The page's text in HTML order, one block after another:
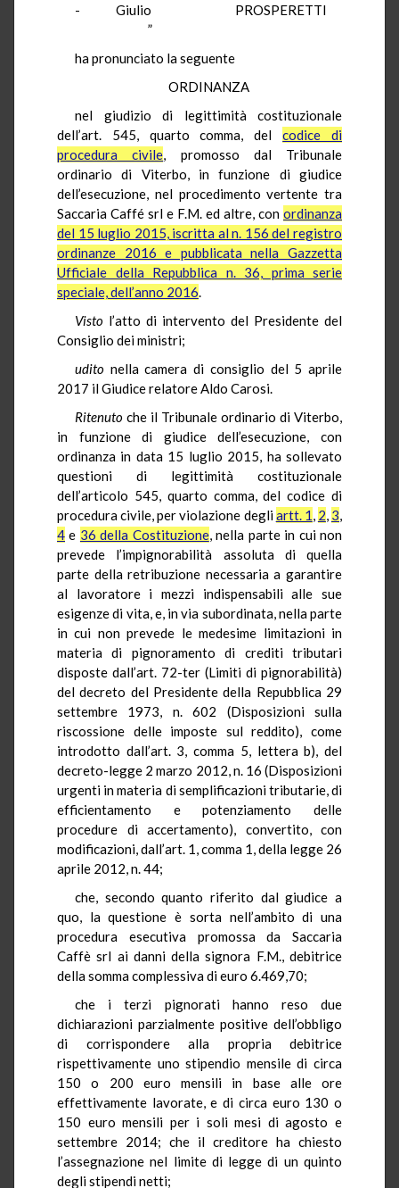
- Giulio PROSPERETTI
”
ha pronunciato la seguente
ORDINANZA
nel giudizio di legittimità costituzionale
dell’art. 545, quarto comma, delcodice di
procedura civile, promosso dal Tribunale
ordinario di Viterbo, in funzione di giudice
dell’esecuzione, nel procedimento vertente tra
Saccaria Caffé srl e F.M. ed altre, con ordinanza
del 15 luglio 2015, iscritta al n. 156 del registro
ordinanze 2016 e pubblicata nella Gazzetta
Ufficiale della Repubblica n. 36, prima serie
speciale, dell’anno 2016.
Visto l’atto di intervento del Presidente del
Consiglio dei ministri;
udito nella camera di consiglio del 5 aprile
2017 il Giudice relatore Aldo Carosi.
Ritenuto che il Tribunale ordinario di Viterbo,
in funzione di giudice dell’esecuzione, con
ordinanza in data 15 luglio 2015, ha sollevato
questioni di legittimità costituzionale
dell’articolo 545, quarto comma, del codice di
procedura civile, per violazione degliartt. 1, 2, 3,
4 e 36 della Costituzione, nella parte in cui non
prevede l’impignorabilità assoluta di quella
parte della retribuzione necessaria a garantire
al lavoratore i mezzi indispensabili alle sue
esigenze di vita, e, in via subordinata, nella parte
in cui non prevede le medesime limitazioni in
materia di pignoramento di crediti tributari
disposte dall’art. 72-ter (Limiti di pignorabilità)
del decreto del Presidente della Repubblica 29
settembre 1973, n. 602 (Disposizioni sulla
riscossione delle imposte sul reddito), come
introdotto dall’art. 3, comma 5, lettera b), del
decreto-legge 2 marzo 2012, n. 16 (Disposizioni
urgenti in materia di semplificazioni tributarie, di
efficientamento e potenziamento delle
procedure di accertamento), convertito, con
modificazioni, dall’art. 1, comma 1, della legge 26
aprile 2012, n. 44;
che, secondo quanto riferito dal giudice a
quo, la questione è sorta nell’ambito di una
procedura esecutiva promossa da Saccaria
Caffè srl ai danni della signora F.M., debitrice
della somma complessiva di euro 6.469,70;
che i terzi pignorati hanno reso due
dichiarazioni parzialmente positive dell’obbligo
di corrispondere alla propria debitrice
rispettivamente uno stipendio mensile di circa
150 o 200 euro mensili in base alle ore
effettivamente lavorate, e di circa euro 130 o
150 euro mensili per i soli mesi di agosto e
settembre 2014; che il creditore ha chiesto
l’assegnazione nel limite di legge di un quinto
degli stipendi netti;